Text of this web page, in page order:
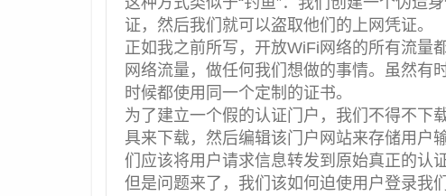
证，然后我们就可以盗取他们的上网凭证。
正如我之前所写，开放WiFi网络的所有流量
网络流量，做任何我们想做的事情。虽然有
时候都使用同一个定制的证书。
为了建立一个假的认证门户，我们不得不下
具来下载，然后编辑该门户网站来存储用户
们应该将用户请求信息转发到原始真正的认
但是问题来了，我们该如何迫使用户登录我